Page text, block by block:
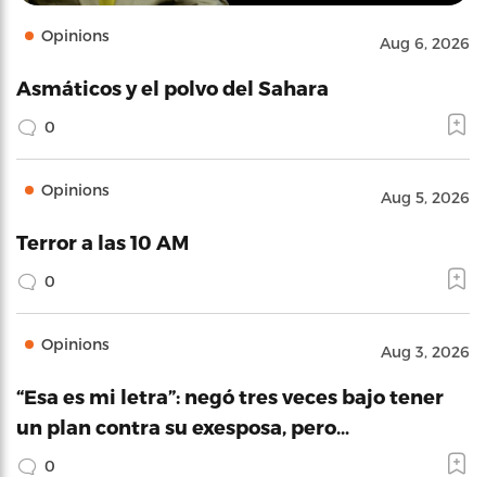
Opinions Aug 6, 2026
Asmáticos y el polvo del Sahara
0
Opinions Aug 5, 2026
Terror a las 10 AM
0
Opinions Aug 3, 2026
“Esa es mi letra”: negó tres veces bajo tener
un plan contra su exesposa, pero…
0